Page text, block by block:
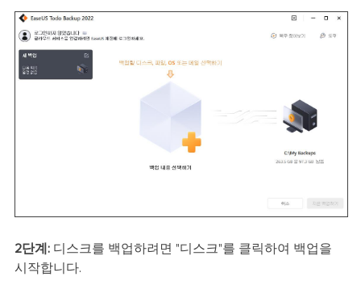
2단계:디스크를 백업하려면 "디스크"를 클릭하여 백업을
시작합니다.